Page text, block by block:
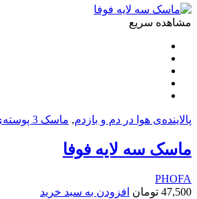
مشاهده سریع
پالاینده‌ی هوا در دم و بازدم, ماسک 3 پوسته‌‌ی جراحی
ماسک سه لایه فوفا
PHOFA
47,500 تومان افزودن به سبد خرید